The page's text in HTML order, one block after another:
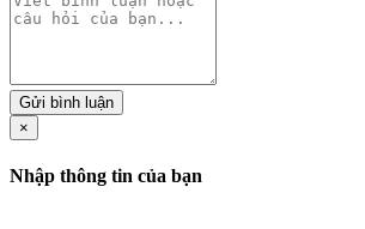
Gửi bình luận
×
Nhập thông tin của bạn